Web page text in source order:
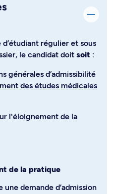
régulier et sous
le candidat doit soit :
générales d’admissibilité
des études médicales
l'éloignement de la
de la pratique
une demande d’admission